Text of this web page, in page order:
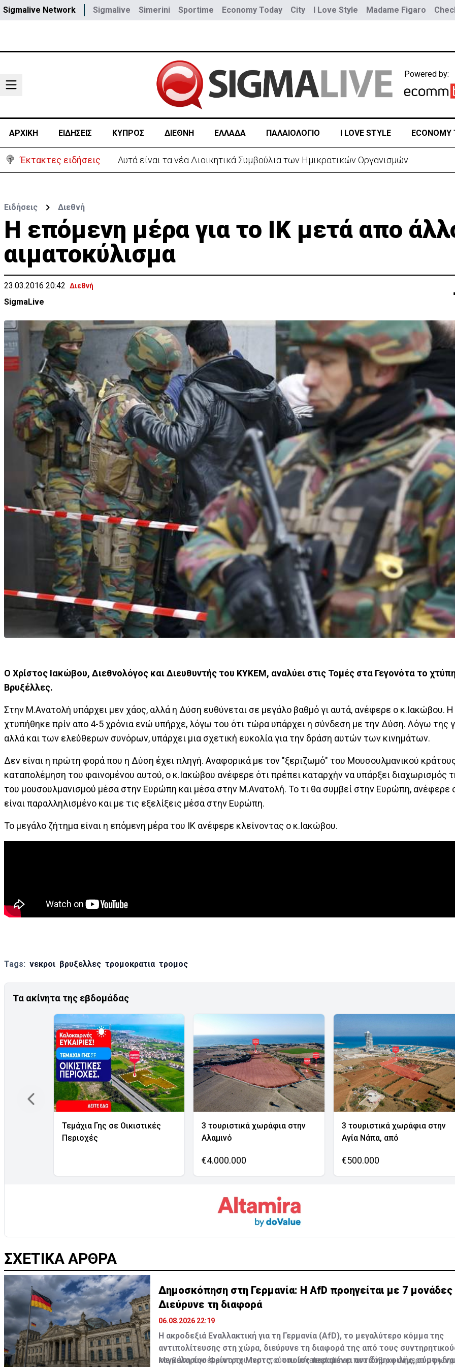
Sigmalive Network Sigmalive Simerini Sportime Economy Today City I Love Style Madame Figaro
Powered by:
ΑΡΧΙΚΗ ΕΙΔΗΣΕΙΣ ΚΥΠΡΟΣ ΔΙΕΘΝΗ ΕΛΛΑΔΑ ΠΑΛΑΙΟΛΟΓΙΟ I LOVE STYLE ECONOMY
Έκτακτες ειδήσεις Αυτά είναι τα νέα Διοικητικά Συμβούλια των Ημικρατικών Οργανισμών
Ειδήσεις Διεθνή
Η επόμενη μέρα για το ΙΚ μετά απο
αιματοκύλισμα
23.03.2016 20:42 Διεθνή
SigmaLive
Ο Χρίστος Ιακώβου, Διεθνολόγος και Διευθυντής του ΚΥΚΕΜ, αναλύει στις Τομές στα Γεγονότα το
Βρυξέλλες.
Στην Μ.Ανατολή υπάρχει μεν χάος, αλλά η Δύση ευθύνεται σε μεγάλο βαθμό γι αυτά, ανέφερε ο κ.Ιακώβου.
χτυπήθηκε πρίν απο 4-5 χρόνια ενώ υπήρχε, λόγω του ότι τώρα υπάρχει η σύνδεση με την Δύση. Λόγω της
αλλά και των ελεύθερων συνόρων, υπάρχει μια σχετική ευκολία για την δράση αυτών των κινημάτων.
Δεν είναι η πρώτη φορά που η Δύση έχει πληγή. Αναφορικά με τον "ξεριζωμό" του Μουσουλμανικού
καταπολέμηση του φαινομένου αυτού, ο κ.Ιακώβου ανέφερε ότι πρέπει καταρχήν να υπάρξει διαχωρισμός
του μουσουλμανισμού μέσα στην Ευρώπη και μέσα στην Μ.Ανατολή. Το τι θα συμβεί στην Ευρώπη, ανέφερε
είναι παραλληλισμένο και με τις εξελίξεις μέσα στην Ευρώπη.
Το μεγάλο ζήτημα είναι η επόμενη μέρα του ΙΚ ανέφερε κλείνοντας ο κ.Ιακώβου.
Tags: νεκροι βρυξελλες τρομοκρατια τρομος
Τα ακίνητα της εβδομάδας
Τεμάχια Γης σε Οικιστικές
Περιοχές
3 τουριστικά χωράφια στην
Αλαμινό
€4.000.000
3 τουριστικά χωράφια στην
Αγία Νάπα, από
€500.000
ΣΧΕΤΙΚΑ ΑΡΘΡΑ
Δημοσκόπηση στη Γερμανία: Η AfD προηγείται με 7 μονάδες
Διεύρυνε τη διαφορά
06.08.2026 22:19
Η ακροδεξιά Εναλλακτική για τη Γερμανία (AfD), το μεγαλύτερο κόμμα της
αντιπολίτευσης στη χώρα, διεύρυνε τη διαφορά της από τους
καγκελαρίου Φρίντριχ Μερτς, ο οποίος παραμένει αντιδημοφιλής, σύμφωνα
Με βάση την έρευνα του ινστιτούτου Infratest dimap που δόθηκε σήμερα στη